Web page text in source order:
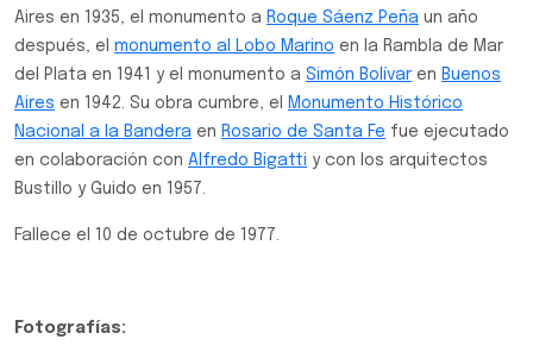
Aires en 1935, el monumento a Roque Sáenz Peña un año
después, el monumento al Lobo Marino en la Rambla de Mar
del Plata en 1941 y el monumento a Simón Bolívar en Buenos
Aires en 1942. Su obra cumbre, el
Monumento Histórico
Nacional a la Bandera en Rosario de Santa Fe fue ejecutado
en colaboración con Alfredo Bigatti y con los arquitectos
Bustillo y Guido en 1957.
Fallece el 10 de octubre de 1977.
Fotografías: